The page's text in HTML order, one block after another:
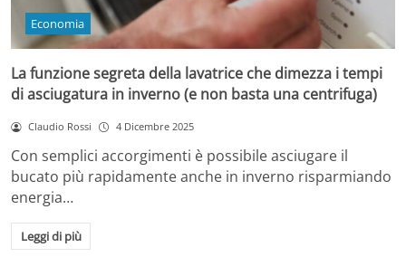
Economia
La funzione segreta della lavatrice che dimezza i tempi
di asciugatura in inverno (e non basta una centrifuga)
Claudio Rossi 4 Dicembre 2025
Con semplici accorgimenti è possibile asciugare il
bucato più rapidamente anche in inverno risparmiando
energia…
Leggi di più